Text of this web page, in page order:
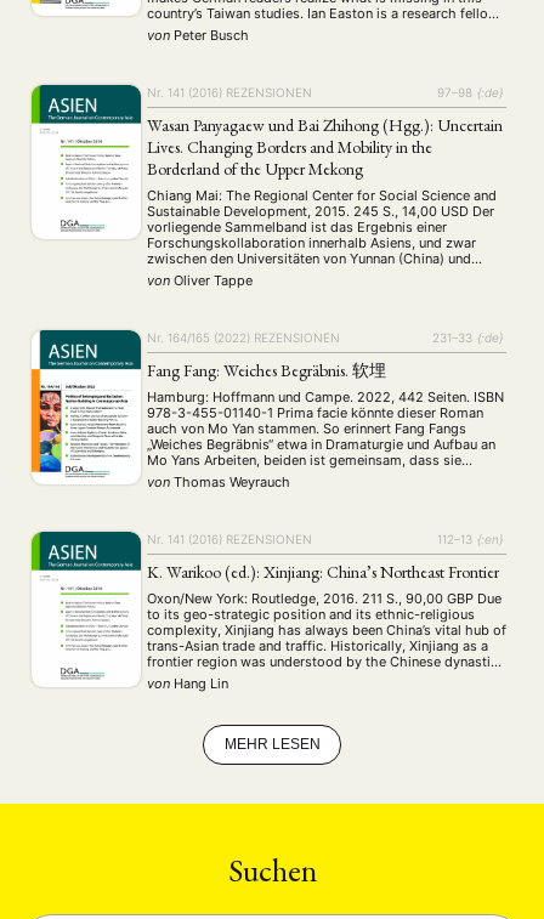
ANTRAG AUF EINEN SMALL GRANT DER DGA
Aktuelles von unseren Mitgliedern (4) Art (5) ASIEN (Zeitschrift) (25)
Auszeichnung (12) Bericht (128) Bildung (22) Calls for… (1287)
Cinema (4) DGA (92) Diskussion (74) Fellowship (111) Forschung
Geografie (2) Geschichte (93) Gesellschaft (283)
Hybrid (172) Kultur (27) Kunst (4) Lecture (94) Literatur (261)
Medien (24) Migration (39) Nationalism (6) Online (235)
Philosophie Politik (417) Politikwissenschaften (13) Praktikum
Präsentation Programm Publikation Recht
Sozialwissenschaften
Summer School (10) Symposium (32) Tagung Tourismus (14)
Umwelt (45) Veranstaltung (788) Webinar (28) Wirtschaft
Workshop (126)
MITGLIEDSCHAFT STUDIUM DATENSCHUTZERKLÄRUNG
MITGLIEDERBEREICH KONTAKT SPENDEN SIE JETZT!
country’s Taiwan studies. Ian Easton is a research fellow
at the Project 2049 Institute, which is an American think
tank …
von Peter Busch
Nr. 141 (2016) REZENSIONEN 97–98 {:de}
Wasan Panyagaew und Bai Zhihong (Hgg.): Uncertain
Lives. Changing Borders and Mobility in the
Borderland of the Upper Mekong
Chiang Mai: The Regional Center for Social Science and
Sustainable Development, 2015. 245 S., 14,00 USD Der
vorliegende Sammelband ist das Ergebnis einer
Forschungskollaboration innerhalb Asiens, und zwar
zwischen den Universitäten von Yunnan (China) und
Chiang Mai (Thailand) Es spiegeln sich hier die
gewachsenen wissenschaftlichen V erflechtungen
von Oliver Tappe
Nr. 164/165 (2022) REZENSIONEN 231–33 {:de}
Fang Fang: Weiches Begräbnis. 软埋
Hamburg: Hoffmann und Campe. 2022, 442 Seiten. ISBN
978-3-455-01140-1 Prima facie könnte dieser Roman
auch von Mo Yan stammen. So erinnert Fang Fangs
„Weiches Begräbnis“ etwa in Dramaturgie und Aufbau an
Mo Yans Arbeiten, beiden ist gemeinsam, dass sie
Flashbacks lieben, mit großer Mühe zeitliche Abläufe in
Mosaiksteine zerschlagen, gesellschaftliche Wunden
von Thomas Weyrauch
Nr. 141 (2016) REZENSIONEN 112–13 {:en}
K. Warikoo (ed.): Xinjiang: China’s Northeast Frontier
Oxon/New York: Routledge, 2016. 211 S., 90,00 GBP Due
to its geo-strategic position and its ethnic-religious
complexity, Xinjiang has always been China’s vital hub of
trans-Asian trade and traffic. Historically, Xinjiang as a
frontier region was understood by the Chinese dynastic
imagination as the edge of civilization and source of
threat. The PRC adheres in …
von Hang Lin
MEHR LESEN
Suchen